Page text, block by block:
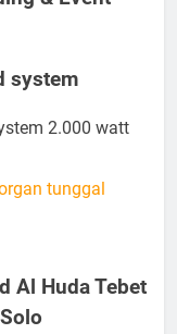
system
2.000 watt
tunggal
Al Huda Tebet